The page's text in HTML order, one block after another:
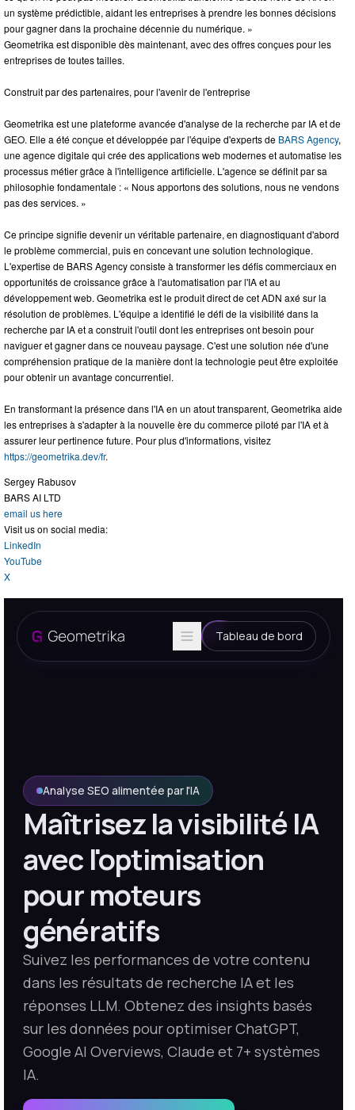
un système prédictible, aidant les entreprises à prendre les bonnes décisions
pour gagner dans la prochaine décennie du numérique. »
Geometrika est disponible dès maintenant, avec des offres conçues pour les
entreprises de toutes tailles.
Construit par des partenaires, pour l'avenir de l'entreprise
Geometrika est une plateforme avancée d'analyse de la recherche par IA et de
GEO. Elle a été conçue et développée par l'équipe d'experts de BARS Agency,
une agence digitale qui crée des applications web modernes et automatise les
processus métier grâce à l'intelligence artificielle. L'agence se définit par sa
philosophie fondamentale : « Nous apportons des solutions, nous ne vendons
pas des services. »
Ce principe signifie devenir un véritable partenaire, en diagnostiquant d'abord
le problème commercial, puis en concevant une solution technologique.
L'expertise de BARS Agency consiste à transformer les défis commerciaux en
opportunités de croissance grâce à l'automatisation par l'IA et au
développement web. Geometrika est le produit direct de cet ADN axé sur la
résolution de problèmes. L'équipe a identifié le défi de la visibilité dans la
recherche par IA et a construit l'outil dont les entreprises ont besoin pour
naviguer et gagner dans ce nouveau paysage. C'est une solution née d'une
compréhension pratique de la manière dont la technologie peut être exploitée
pour obtenir un avantage concurrentiel.
En transformant la présence dans l'IA en un atout transparent, Geometrika aide
les entreprises à s'adapter à la nouvelle ère du commerce piloté par l'IA et à
assurer leur pertinence future. Pour plus d'informations, visitez
https://geometrika.dev/fr.
Sergey Rabusov
BARS AI LTD
email us here
Visit us on social media:
LinkedIn
YouTube
X